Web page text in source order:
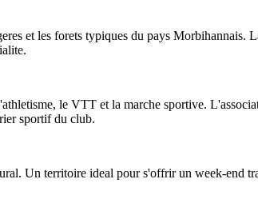
et les forets typiques du pays Morbihannais.
le VTT et la marche sportive.
sportif du club.
Un territoire ideal pour s'offrir un week-end